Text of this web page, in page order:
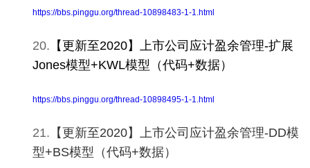
https://bbs.pinggu.org/thread-10898483-1-1.html
20. 【更新至2020】 上市公司应计盈余管理-扩展
Jones模型+KWL模型（代码+数据）
https://bbs.pinggu.org/thread-10898495-1-1.html
21. 【更新至2020】上市公司应计盈余管理-DD模
型+BS模型（代码+数据）